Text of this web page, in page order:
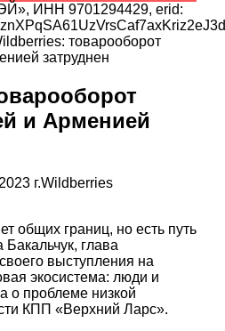
, ИНН 9701294429, erid:
товарооборот
затруднен
и Арменией
г.Wildberries
общих границ, но есть путь
Бакальчук, глава
выступления на
экосистема: люди и
о проблеме низкой
КПП «Верхний Ларс».